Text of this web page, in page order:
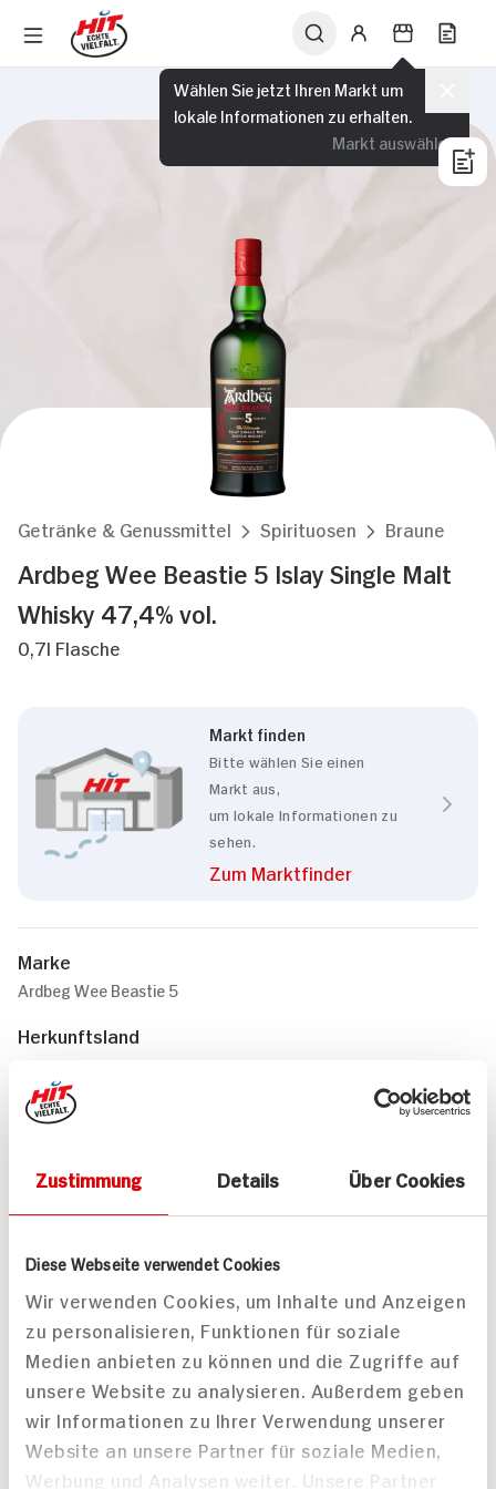
Zustimmung Details Über Cookies
Diese Webseite verwendet Cookies
Wir verwenden Cookies, um Inhalte und Anzeigen
zu personalisieren, Funktionen für soziale
Medien anbieten zu können und die Zugriffe auf
unsere Website zu analysieren. Außerdem geben
wir Informationen zu Ihrer Verwendung unserer
Website an unsere Partner für soziale Medien,
Werbung und Analysen weiter. Unsere Partner
Wählen Sie jetzt Ihren Markt um
lokale Informationen zu erhalten.
Markt auswählen
Getränke & Genussmittel Spirituosen Braune
Ardbeg Wee Beastie 5 Islay Single Malt
Whisky 47,4% vol.
0,7l Flasche
Markt finden
Bitte wählen Sie einen
Markt aus,
um lokale Informationen zu
sehen.
Zum Marktfinder
Marke
Ardbeg Wee Beastie 5
Herkunftsland
Schottland
Islay Single Malt Scotch
Geschmack
Alter: 5 Jahre Körper: schwer Nase: torfig, rauchig Geschmack:
herb, würzig
Passt zu
Finish: lang, trocken
Empfohlene Trinktemperatur